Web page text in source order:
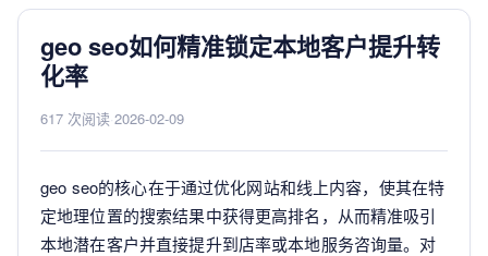
geo seo如何精准锁定本地客户提升转
化率
617 次阅读 2026-02-09
geo seo的核心在于通过优化网站和线上内容，使其在特
定地理位置的搜索结果中获得更高排名，从而精准吸引
本地潜在客户并直接提升到店率或本地服务咨询量。对